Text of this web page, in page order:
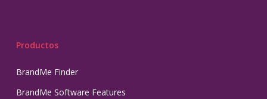
Productos
BrandMe Finder
BrandMe Software Features